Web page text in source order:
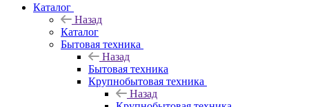
Каталог
Назад
Каталог
Бытовая техника
Назад
Бытовая техника
Крупнобытовая техника
Назад